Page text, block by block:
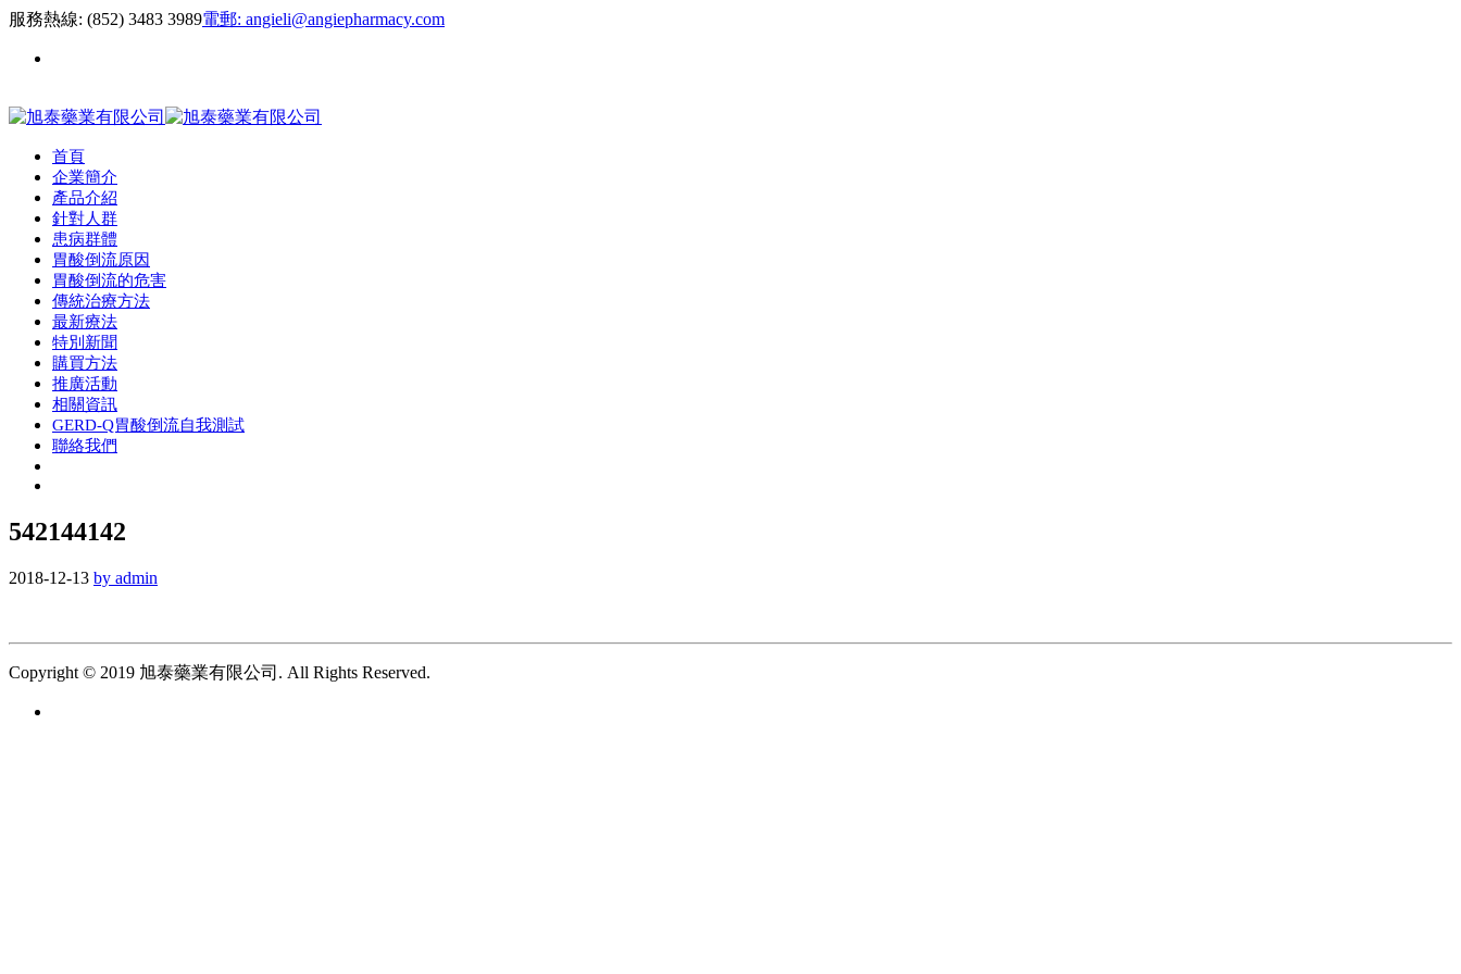
服務熱線: (852) 3483 3989電郵: angieli@angiepharmacy.com
首頁
企業簡介
產品介紹
針對人群
患病群體
胃酸倒流原因
胃酸倒流的危害
傳統治療方法
最新療法
特別新聞
購買方法
推廣活動
相關資訊
GERD-Q胃酸倒流自我測試
聯絡我們
542144142
2018-12-13 by admin
Copyright © 2019 旭泰藥業有限公司. All Rights Reserved.